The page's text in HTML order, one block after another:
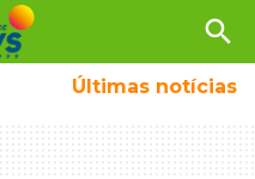
search
Últimas notícias